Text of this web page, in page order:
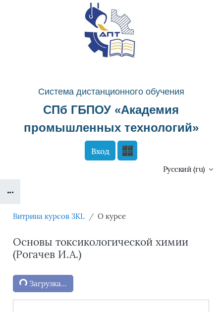
Перейти к основному содержанию
Система дистанционного обучения
СПб ГБПОУ «Академия
промышленных технологий»
Вход
Русский ‎(ru)‎
Витрина курсов 3KL О курсе
Основы токсикологической химии
(Рогачев И.А.)
Блоки
Загрузка...